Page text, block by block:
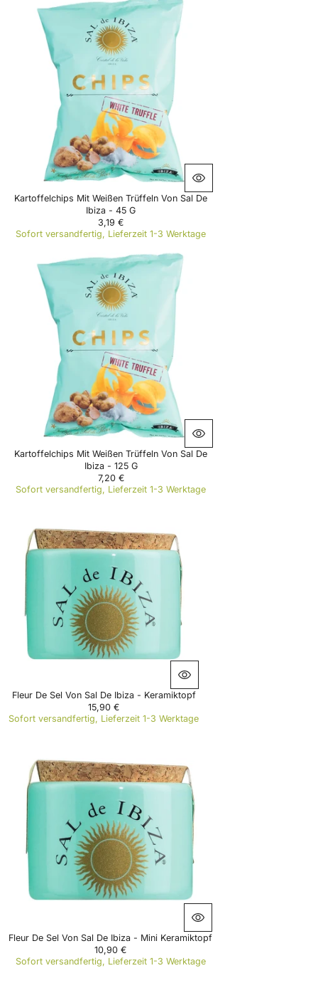
A
R
P
I
C
5
,
5
0
€
Kartoffelchips Mit Weißen Trüffeln Von Sal De
Ibiza - 45 G
R
E
L
A
R
P
I
C
E
3
1
9
€
3,19 €
Sofort versandfertig, Lieferzeit 1-3 Werktage
Kartoffelchips Mit Weißen Trüffeln Von Sal De
Ibiza - 125 G
R
E
L
A
R
R
I
C
E
,
2
7,20 €
Sofort versandfertig, Lieferzeit 1-3 Werktage
Fleur De Sel Von Sal De Ibiza - Keramiktopf
R
E
L
A
R
R
C
E
1
5
,
9
15,90 €
Sofort versandfertig, Lieferzeit 1-3 Werktage
Fleur De Sel Von Sal De Ibiza - Mini Keramiktopf
R
E
10,90 €
Sofort versandfertig, Lieferzeit 1-3 Werktage